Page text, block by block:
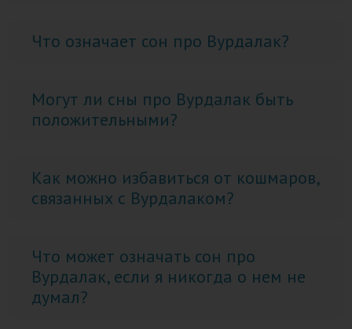
Что означает сон про Вурдалак?
Могут ли сны про Вурдалак быть
положительными?
Как можно избавиться от кошмаров,
связанных с Вурдалаком?
Что может означать сон про
Вурдалак, если я никогда о нем не
думал?